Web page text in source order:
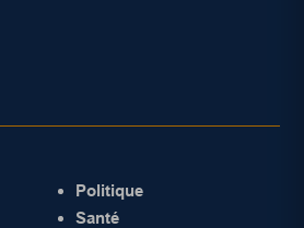
Politique
Santé